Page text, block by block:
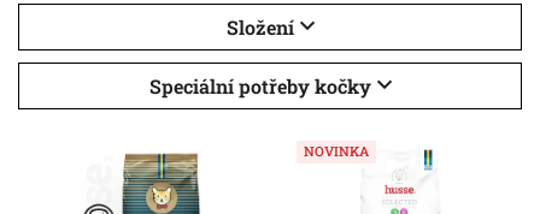
Složení
Speciální potřeby kočky
NOVINKA